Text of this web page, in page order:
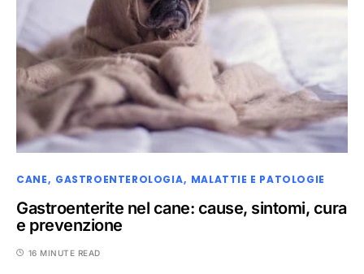
CANE GASTROENTEROLOGIA MALATTIE E PATOLOGIE
Gastroenterite nel cane: cause, sintomi, cura
e prevenzione
16 MINUTE READ